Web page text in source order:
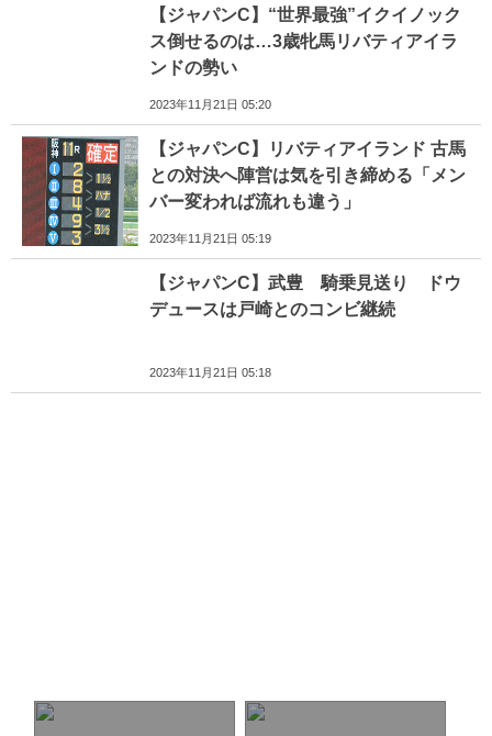
【ジャパンC】“世界最強”イクイノック
ス倒せるのは…3歳牝馬リバティアイラ
ンドの勢い
2023年11月21日 05:20
【ジャパンC】リバティアイランド 古馬
との対決へ陣営は気を引き締める「メン
バー変われば流れも違う」
2023年11月21日 05:19
【ジャパンC】武豊 騎乗見送り ドウ
デュースは戸崎とのコンビ継続
2023年11月21日 05:18